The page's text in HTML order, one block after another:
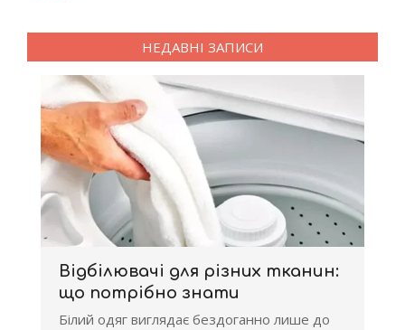
НЕДАВНІ ЗАПИСИ
Відбілювачі для різних тканин:
що потрібно знати
Білий одяг виглядає бездоганно лише до